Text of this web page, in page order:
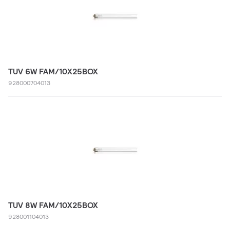
TUV 6W FAM/10X25BOX
928000704013
TUV 8W FAM/10X25BOX
928001104013